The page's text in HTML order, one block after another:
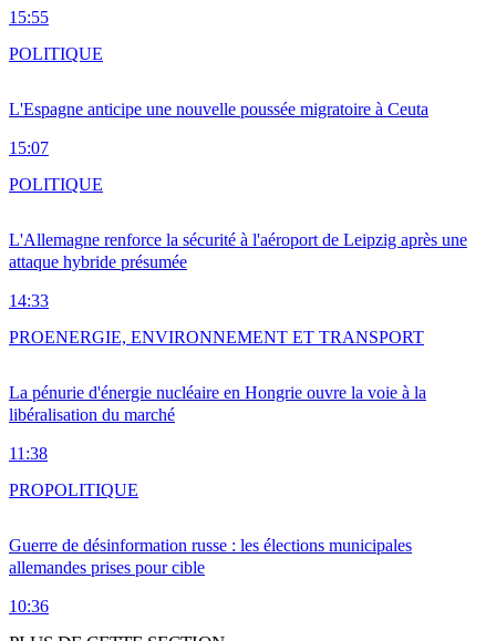
15:55
L'Espagne anticipe une nouvelle poussée migratoire à Ceuta
15:07
POLITIQUE
L'Allemagne renforce la sécurité à l'aéroport de Leipzig après une
attaque hybride présumée
14:33
POLITIQUE
La pénurie d'énergie nucléaire en Hongrie ouvre la voie à la
libéralisation du marché
11:38
PROENERGIE, ENVIRONNEMENT ET TRANSPORT
Guerre de désinformation russe : les élections municipales
allemandes prises pour cible
10:36
PROPOLITIQUE